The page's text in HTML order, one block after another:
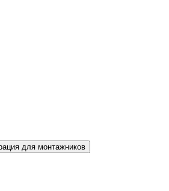
Регистрация для монтажников